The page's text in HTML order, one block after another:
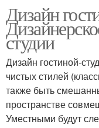
Дизайн
студии
Дизайн гостиной-
чистых стилей
также быть
пространстве
Уместными будут